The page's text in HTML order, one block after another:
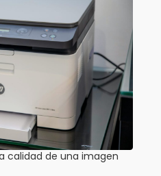
calidad de una imagen